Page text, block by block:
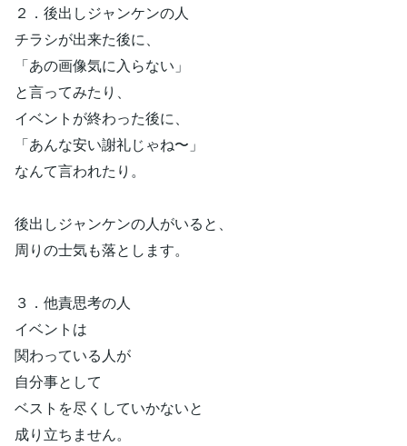
２．後出しジャンケンの人
チラシが出来た後に、
「あの画像気に入らない」
と言ってみたり、
イベントが終わった後に、
「あんな安い謝礼じゃね〜」
なんて言われたり。
後出しジャンケンの人がいると、
周りの士気も落とします。
３．他責思考の人
イベントは
関わっている人が
自分事として
ベストを尽くしていかないと
成り立ちません。